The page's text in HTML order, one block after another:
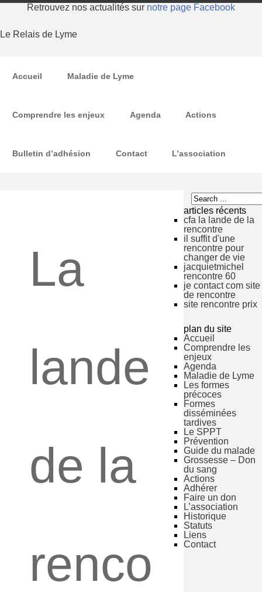
Retrouvez nos actualités sur notre page Facebook
Le Relais de Lyme
Accueil Maladie de Lyme
Comprendre les enjeux Agenda Actions
Bulletin d’adhésion Contact L’association
La
lande
de la
renco
articles récents
cfa la lande de la
rencontre
il suffit d'une
rencontre pour
changer de vie
jacquietmichel
rencontre 60
je contact com site
de rencontre
site rencontre prix
plan du site
Accueil
Comprendre les
enjeux
Agenda
Maladie de Lyme
Les formes
précoces
Formes
disséminées
tardives
Le SPPT
Prévention
Guide du malade
Grossesse – Don
du sang
Actions
Adhérer
Faire un don
L’association
Historique
Statuts
Liens
Contact